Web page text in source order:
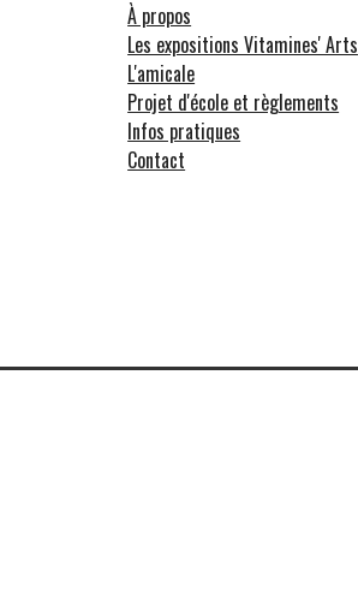
À propos
Les expositions Vitamines' Arts
L'amicale
Projet d'école et règlements
Infos pratiques
Contact